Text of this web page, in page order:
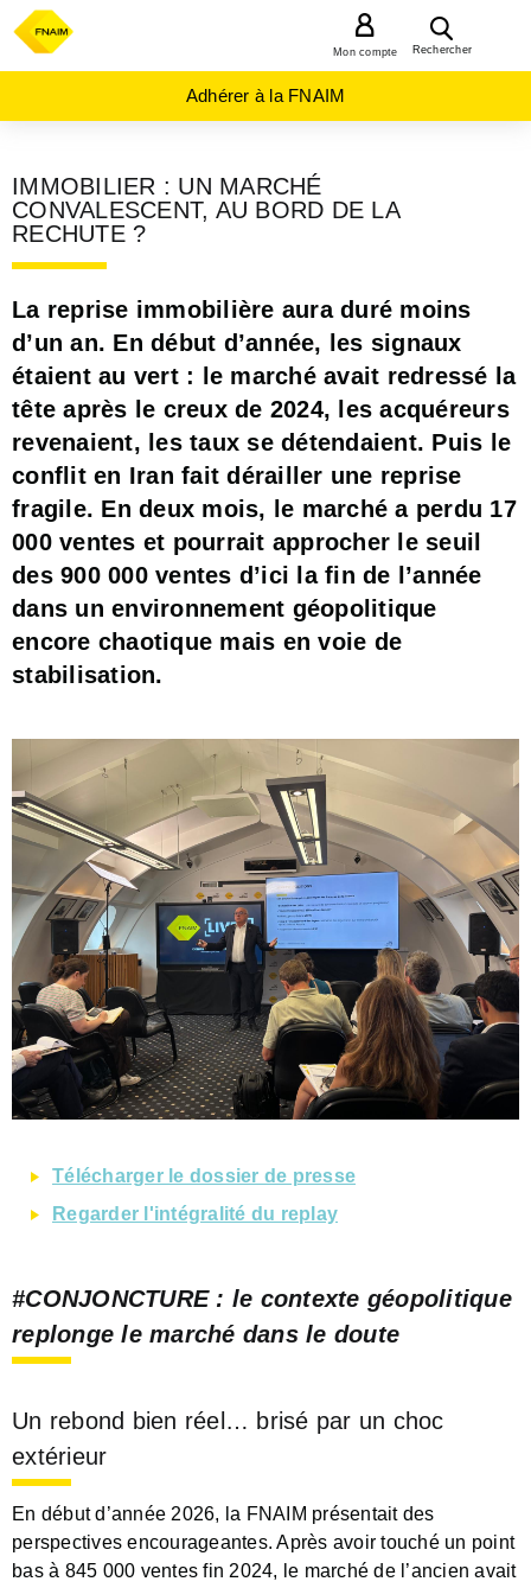
Rechercher
Mon compte
Adhérer à la FNAIM
IMMOBILIER : UN MARCHÉ
CONVALESCENT, AU BORD DE LA
RECHUTE ?
La reprise immobilière aura duré moins
d’un an. En début d’année, les signaux
étaient au vert : le marché avait redressé la
tête après le creux de 2024, les acquéreurs
revenaient, les taux se détendaient. Puis le
conflit en Iran fait dérailler une reprise
fragile. En deux mois, le marché a perdu 17
000 ventes et pourrait approcher le seuil
des 900 000 ventes d’ici la fin de l’année
dans un environnement géopolitique
encore chaotique mais en voie de
stabilisation.
Télécharger le dossier de presse
Regarder l'intégralité du replay
#CONJONCTURE : le contexte géopolitique
replonge le marché dans le doute
Un rebond bien réel… brisé par un choc
extérieur
En début d’année 2026, la FNAIM présentait des
perspectives encourageantes. Après avoir touché un point
bas à 845 000 ventes fin 2024, le marché de l’ancien avait